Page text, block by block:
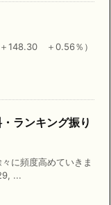
148.30 ＋0.56％）
ランキング振り
に頻度高めていきま
...